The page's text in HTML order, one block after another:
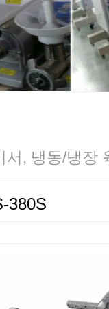
서, 냉동/냉장
380S